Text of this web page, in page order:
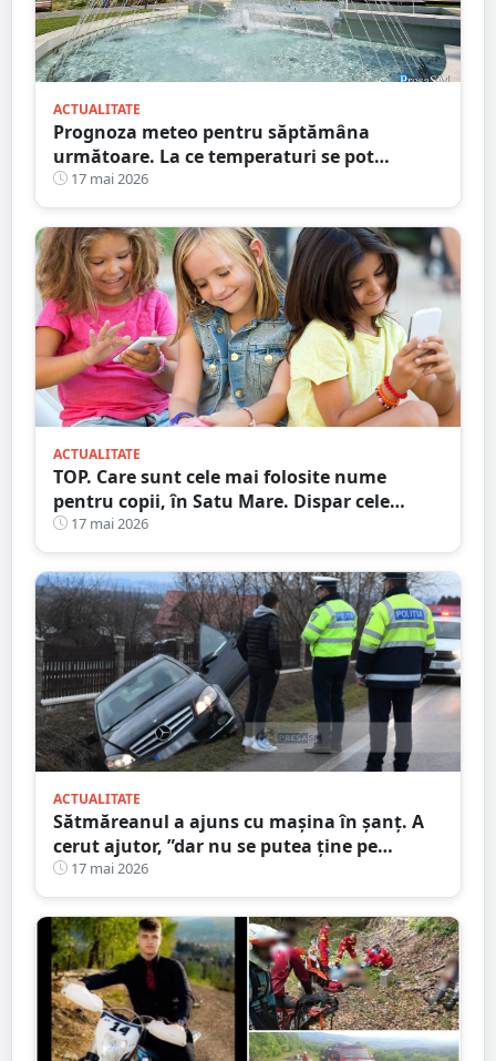
ACTUALITATE
Prognoza meteo pentru săptămâna
următoare. La ce temperaturi se pot
aștepta sătmărenii
17 mai 2026
ACTUALITATE
TOP. Care sunt cele mai folosite nume
pentru copii, în Satu Mare. Dispar cele
tradiționale
17 mai 2026
ACTUALITATE
Sătmăreanul a ajuns cu mașina în șanț. A
cerut ajutor, ”dar nu se putea ține pe
picioare”. Martorii au sunat la 112
17 mai 2026